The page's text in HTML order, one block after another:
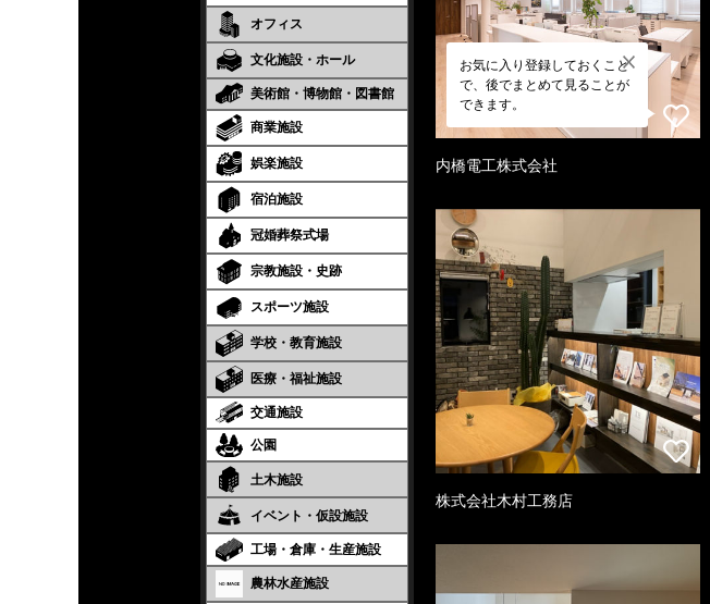
オフィス
文化施設・ホール
美術館・博物館・図書館
商業施設
娯楽施設
宿泊施設
冠婚葬祭式場
宗教施設・史跡
スポーツ施設
学校・教育施設
医療・福祉施設
交通施設
公園
土木施設
イベント・仮設施設
工場・倉庫・生産施設
農林水産施設
お気に入り登録しておくこと
で、後でまとめて見ることが
できます。
内橋電工株式会社
株式会社木村工務店